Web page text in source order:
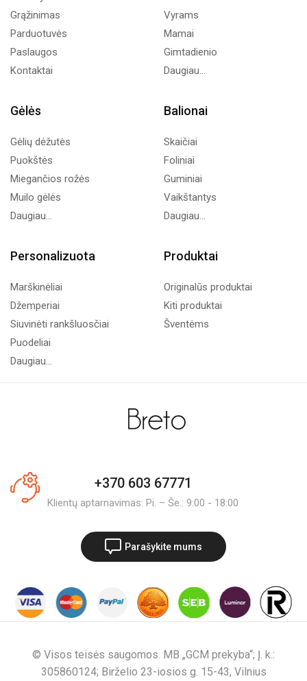
Grąžinimas
Parduotuvės
Paslaugos
Kontaktai
Vyrams
Mamai
Gimtadienio
Daugiau...
Gėlės
Gėlių dėžutės
Puokštės
Miegančios rožės
Muilo gėlės
Daugiau...
Balionai
Skaičiai
Foliniai
Guminiai
Vaikštantys
Daugiau...
Personalizuota
Marškinėliai
Džemperiai
Siuvinėti rankšluosčiai
Puodeliai
Daugiau...
Produktai
Originalūs produktai
Kiti produktai
Šventėms
+370 603 67771
Klientų aptarnavimas: Pi. – Še.: 9:00 - 18:00
Parašykite mums
© Visos teisės saugomos. MB „GCM prekyba“; Į. k.:
305860124; Birželio 23-iosios g. 15-43, Vilnius